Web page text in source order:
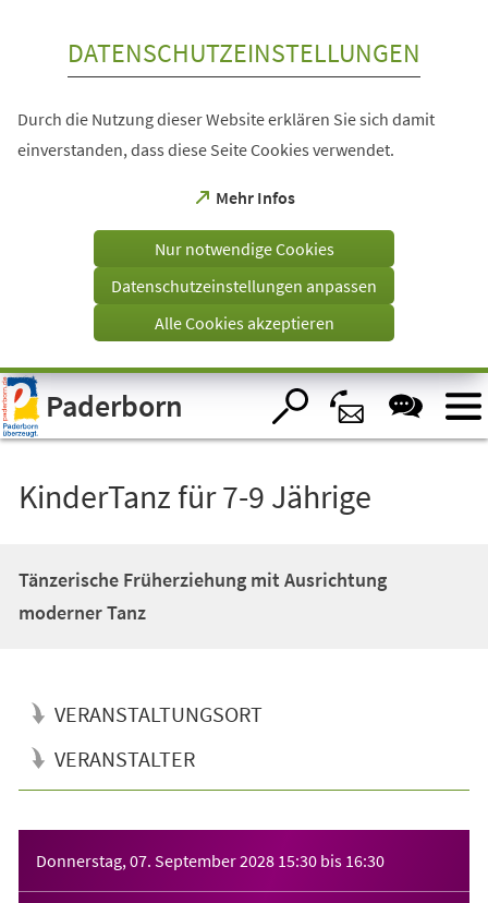
Visuelle
Assistenzsoftware
öffnen.
DATENSCHUTZEINSTELLUNGEN
Durch die Nutzung dieser Website erklären Sie sich damit
einverstanden, dass diese Seite Cookies verwendet.
Mehr Infos
(Öffnet
einem
Tab)
Nur notwendige Cookies
Datenschutzeinstellungen anpassen
Alle Cookies akzeptieren
Paderborn
KinderTanz für 7-9 Jährige
Tänzerische Früherziehung mit Ausrichtung
moderner Tanz
VERANSTALTUNGSORT
VERANSTALTER
Donnerstag, 07. September 2028 15:30 bis 16:30